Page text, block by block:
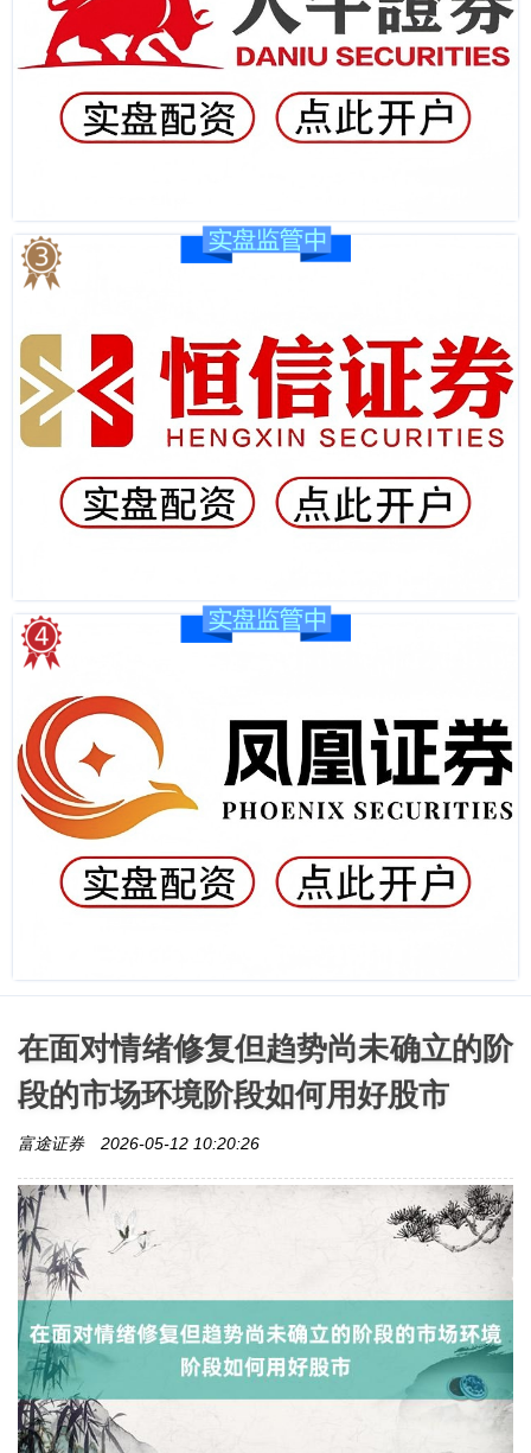
在面对情绪修复但趋势尚未确立的阶
段的市场环境阶段如何用好股市
富途证券 2026-05-12 10:20:26